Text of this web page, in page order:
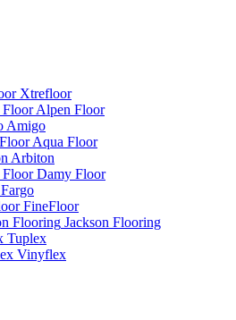
Xtrefloor
Alpen Floor
Amigo
Aqua Floor
Arbiton
Damy Floor
Fargo
FineFloor
Jackson Flooring
Tuplex
Vinyflex